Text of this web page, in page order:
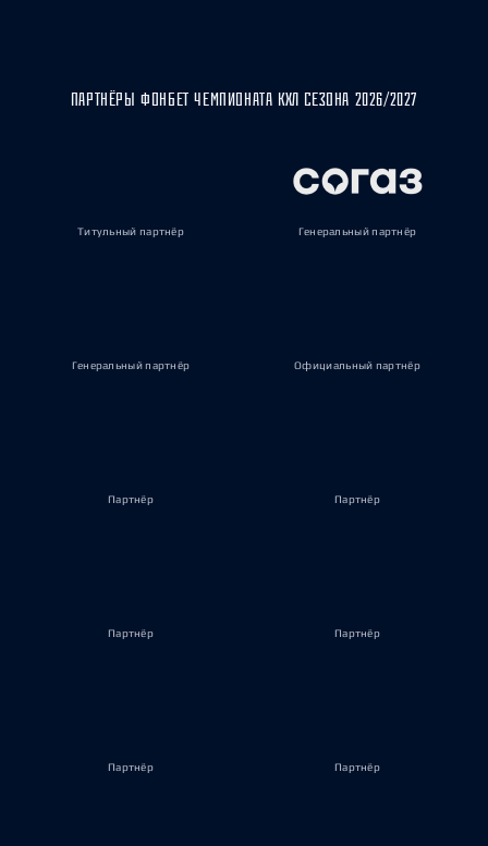
ПАРТНЁРЫ ФОНБЕТ ЧЕМПИОНАТА КХЛ СЕЗОНА 2026/2027
Титульный партнёр Генеральный партнёр
Генеральный партнёр Официальный партнёр
Партнёр Партнёр
Партнёр Партнёр
Партнёр Партнёр